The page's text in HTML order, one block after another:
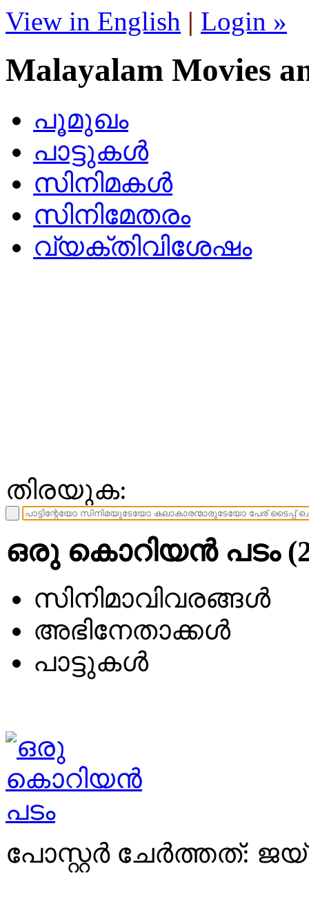
View in English | Login »
Malayalam Movies
പൂമുഖം
പാട്ടുകള്‍
സിനിമകള്‍
സിനിമേതരം
വ്യക്തിവിശേഷം
തിരയുക:
ഒരു കൊറിയന്‍ പടം
സിനിമാവിവരങ്ങള്‍
അഭിനേതാക്കള്‍
പാട്ടുകള്‍
പോസ്റ്റര്‍ ചേര്‍ത്തത്: